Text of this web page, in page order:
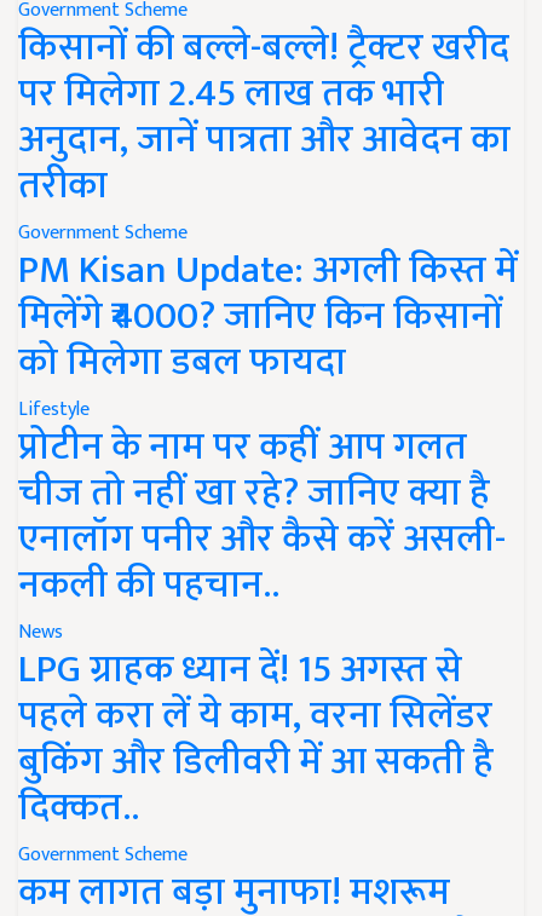
Government Scheme
किसानों की बल्ले-बल्ले! ट्रैक्टर खरीद
पर मिलेगा 2.45 लाख तक भारी
अनुदान, जानें पात्रता और आवेदन का
तरीका
Government Scheme
PM Kisan Update: अगली किस्त में
मिलेंगे ₹4000? जानिए किन किसानों
को मिलेगा डबल फायदा
Lifestyle
प्रोटीन के नाम पर कहीं आप गलत
चीज तो नहीं खा रहे? जानिए क्या है
एनालॉग पनीर और कैसे करें असली-
नकली की पहचान..
News
LPG ग्राहक ध्यान दें! 15 अगस्त से
पहले करा लें ये काम, वरना सिलेंडर
बुकिंग और डिलीवरी में आ सकती है
दिक्कत..
Government Scheme
कम लागत बड़ा मुनाफा! मशरूम